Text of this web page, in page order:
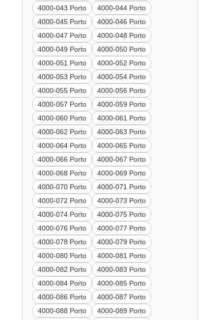
4000-043 Porto
4000-044 Porto
4000-045 Porto
4000-046 Porto
4000-047 Porto
4000-048 Porto
4000-049 Porto
4000-050 Porto
4000-051 Porto
4000-052 Porto
4000-053 Porto
4000-054 Porto
4000-055 Porto
4000-056 Porto
4000-057 Porto
4000-059 Porto
4000-060 Porto
4000-061 Porto
4000-062 Porto
4000-063 Porto
4000-064 Porto
4000-065 Porto
4000-066 Porto
4000-067 Porto
4000-068 Porto
4000-069 Porto
4000-070 Porto
4000-071 Porto
4000-072 Porto
4000-073 Porto
4000-074 Porto
4000-075 Porto
4000-076 Porto
4000-077 Porto
4000-078 Porto
4000-079 Porto
4000-080 Porto
4000-081 Porto
4000-082 Porto
4000-083 Porto
4000-084 Porto
4000-085 Porto
4000-086 Porto
4000-087 Porto
4000-088 Porto
4000-089 Porto